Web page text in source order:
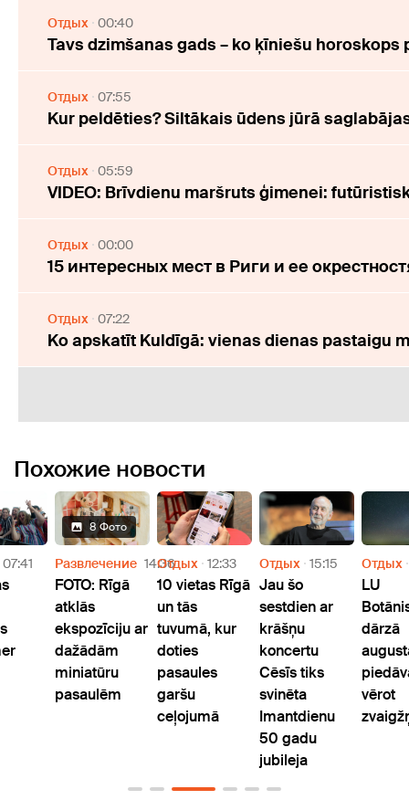
Отдых 00:40
Tavs dzimšanas gads – ko ķīniešu
Отдых 07:55
Kur peldēties? Siltākais ūdens jūrā
Отдых 05:59
VIDEO: Brīvdienu maršruts ģimenei:
Отдых 00:00
15 интересных мест в Риги и ее
Отдых 07:22
Ko apskatīt Kuldīgā: vienas dienas pastaigu
Похожие новости
07:41
8 Фото
Развлечение 14:36
FOTO: Rīgā
atklās
ekspozīciju ar
dažādām
miniatūru
pasaulēm
Отдых 12:33
10 vietas Rīgā
un tās
tuvumā, kur
doties
pasaules
garšu
ceļojumā
Отдых 15:15
Jau šo
sestdien ar
krāšņu
koncertu
Cēsīs tiks
svinēta
Imantdienu
50 gadu
jubileja
Отдых
LU
dārzā
vērot